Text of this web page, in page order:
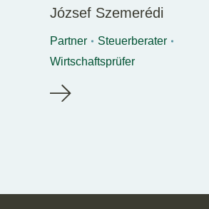
József Szemerédi
Partner
Steuerberater
Wirtschaftsprüfer